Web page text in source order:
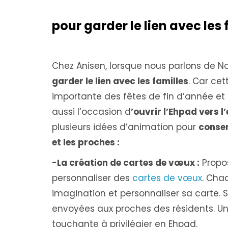
pour garder le lien avec les
Chez Anisen, lorsque nous parlons de
garder le lien avec les familles. Car
importante des fêtes de fin d’année et
aussi l’occasion d’ouvrir l’Ehpad vers
plusieurs idées d’animation pour
et les proches :
-La création de cartes de vœux :
personnaliser des cartes de vœux.
imagination et personnaliser sa carte.
envoyées aux proches des résidents.
touchante à privilégier en Ehpad.